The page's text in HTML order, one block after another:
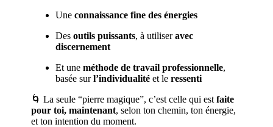
Uneconnaissance fine des énergies
Desoutils puissants, à utiliseravec
discernement
Et uneméthode de travail professionnelle,
basée surl’individualité et leressenti
🌀 La seule “pierre magique”, c’est celle qui estfaite
pour toi, maintenant, selon ton chemin, ton énergie,
et ton intention du moment.